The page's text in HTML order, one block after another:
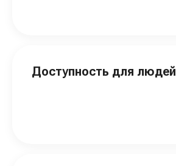
Доступность для людей